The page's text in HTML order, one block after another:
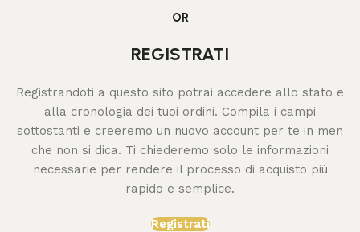
OR
REGISTRATI
Registrandoti a questo sito potrai accedere allo stato e
alla cronologia dei tuoi ordini. Compila i campi
sottostanti e creeremo un nuovo account per te in men
che non si dica. Ti chiederemo solo le informazioni
necessarie per rendere il processo di acquisto più
rapido e semplice.
Registrati